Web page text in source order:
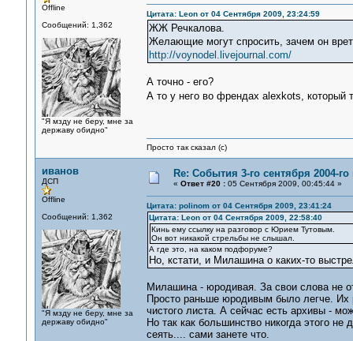
Offline
Сообщений: 1,362
"Я мзду не беру, мне за
державу обидно"
Цитата: Leon от 04 Сентября 2009, 23:24:59
ЖЖ Речкалова.
Желающие могут спросить, зачем он врет
http://voynodel.livejournal.com/
А точно - его?
А то у него во френдах alexkots,
Просто так сказал (с)
иванов
ДСП
Offline
Сообщений: 1,362
"Я мзду не беру, мне за
державу обидно"
Re: События 3-го сентября 2004-
« Ответ #20 :05 Сентября 2009, 00:45:44 »
Цитата: polinom от 04 Сентября 2009, 23:41:24
Цитата: Leon от 04 Сентября 2009, 22:58:40
Кинь ему ссылку на разговор с Юрием Тутовым.
Он вот никакой стрельбы не слышал.
А где это, на каком подфоруме?
Но, кстати, и Милашина о каких-то
Милашина - юродивая. За свои слова не
Просто раньше юродивым было легче. Их
чистого листа. А сейчас есть архивы -
Но так как большинство никогда этого
сеять.... сами занете что.